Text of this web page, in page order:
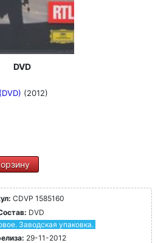
DVD
(2012)
CDVP 1585160
DVD
Заводская упаковка.
29-11-2012